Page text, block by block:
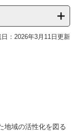
日：2026年3月11日更新
地域の活性化を図る